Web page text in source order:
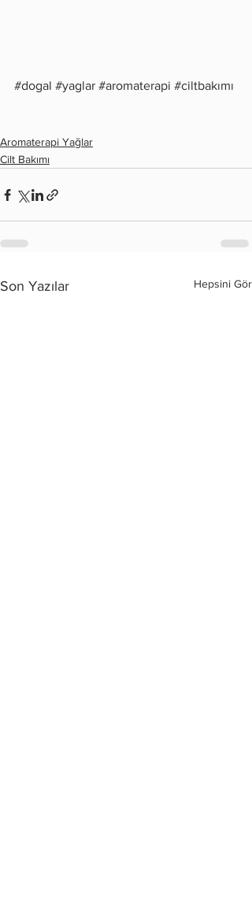
#dogal #yaglar #aromaterapi #ciltbakımı
Aromaterapi Yağlar
Cilt Bakımı
Son Yazılar Hepsini Gör